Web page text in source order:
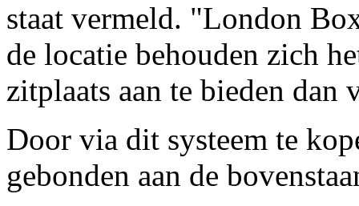
staat vermeld. "London
de locatie behouden zich
zitplaats aan te bieden dan
Door via dit systeem te
gebonden aan de